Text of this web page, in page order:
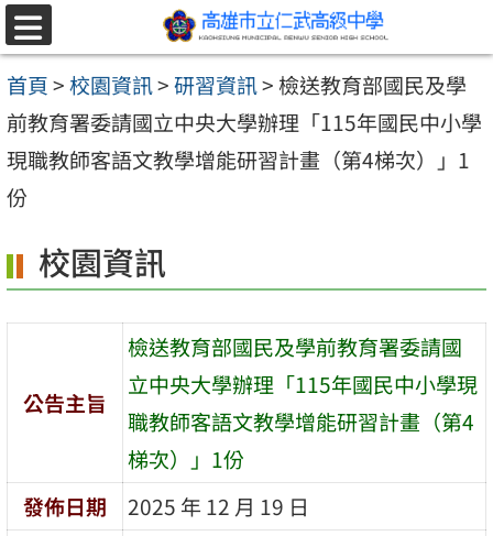
跳至主要內容區
選
單
首頁>校園資訊>研習資訊> 檢送教育部國民及學
前教育署委請國立中央大學辦理「115年國民中小學
現職教師客語文教學增能研習計畫（第4梯次）」1
份
校園資訊
公告主旨
檢送教育部國民及學前教育署委請國
立中央大學辦理「115年國民中小學現
職教師客語文教學增能研習計畫（第4
梯次）」1份
發佈日期
2025 年 12 月 19 日